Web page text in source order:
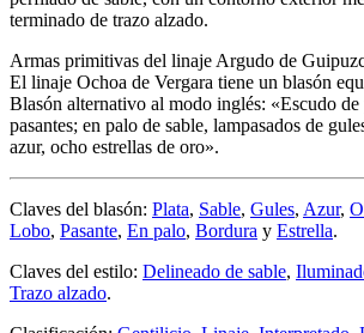
terminado de trazo alzado.
Armas primitivas del linaje Argudo de
El linaje Ochoa de Vergara tiene un blasón
Blasón alternativo al modo inglés: «Escudo
pasantes; en palo de sable, lampasados de
azur, ocho estrellas de oro».
Claves del blasón: Plata, Sable, Gules, Azur,
Lobo, Pasante, En palo, Bordura y Estrella.
Claves del estilo: Delineado de sable,
Trazo alzado.